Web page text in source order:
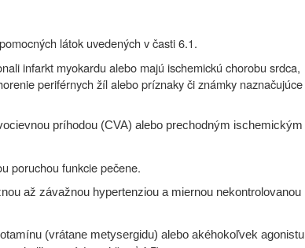
látok uvedených v časti 6.1.
infarkt myokardu alebo majú ischemickú chorobu srdca,
periférnych žíl alebo príznaky či známky naznačujúce
príhodou (CVA) alebo prechodným ischemickým
poruchou funkcie pečene.
až závažnou hypertenziou a miernou nekontrolovanou
(vrátane metysergidu) alebo akéhokoľvek agonistu